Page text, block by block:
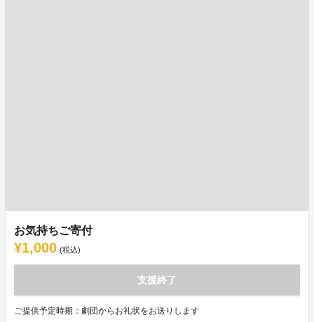
お気持ちご寄付
¥1,000 (税込)
支援終了
ご提供予定時期：劇団からお礼状をお送りします